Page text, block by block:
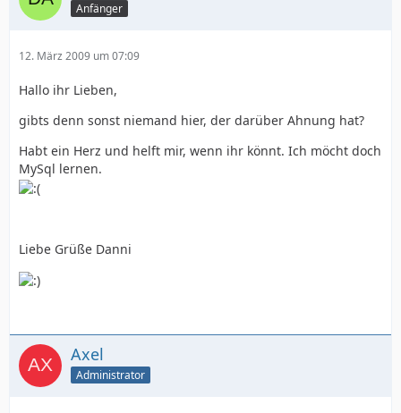
Anfänger
12. März 2009 um 07:09
Hallo ihr Lieben,
gibts denn sonst niemand hier, der darüber Ahnung hat?
Habt ein Herz und helft mir, wenn ihr könnt. Ich möcht doch
MySql lernen.
Liebe Grüße Danni
Axel
Administrator